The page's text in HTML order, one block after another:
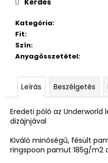
Kategória:
Fit:
Szín:
Anyagösszetétel:
Leírás Beszélgetés
Eredeti póló az Underworld
dizájnjával
Kiváló minőségű, fésült
ringspoon pamut 185g/m2